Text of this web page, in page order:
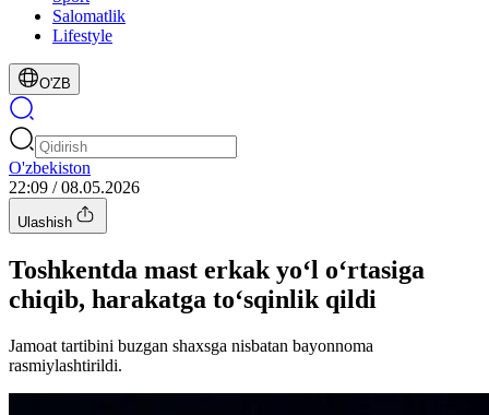
Salomatlik
Lifestyle
O'ZB
O'zbekiston
22:09 / 08.05.2026
Ulashish
Toshkentda mast erkak yo‘l o‘rtasiga
chiqib, harakatga to‘sqinlik qildi
Jamoat tartibini buzgan shaxsga nisbatan bayonnoma
rasmiylashtirildi.